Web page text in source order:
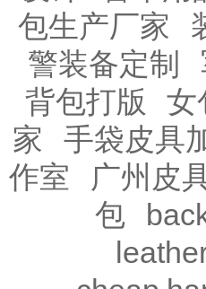
包生产厂家
警装备定制
背包打版
女
家
手袋皮具
作室
广州皮
包